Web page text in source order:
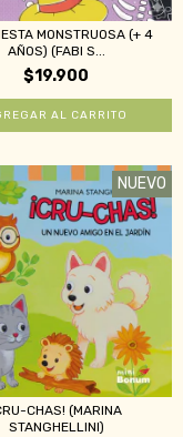
MONSTRUOSA (+ 4
AÑOS) (FABI S...
$19.900
NUEVO
CHAS! (MARINA
STANGHELLINI)